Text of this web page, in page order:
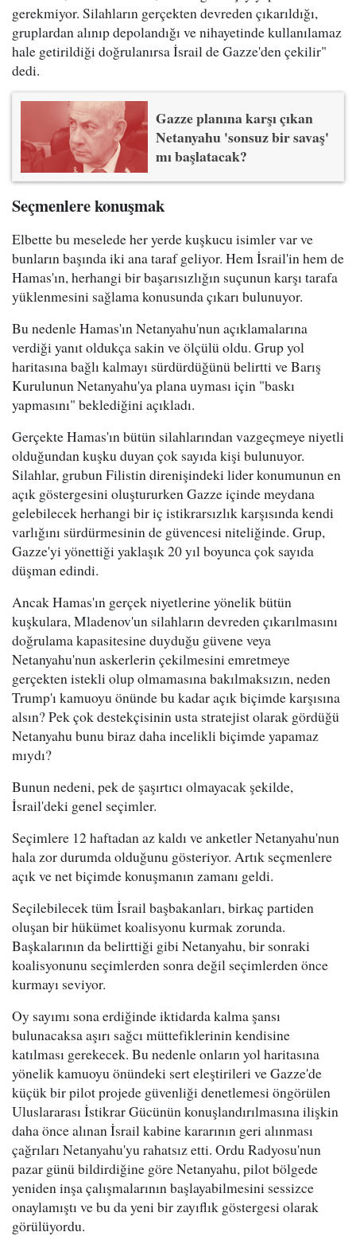
gerekmiyor. Silahların gerçekten devreden çıkarıldığı,
gruplardan alınıp depolandığı ve nihayetinde kullanılamaz
hale getirildiği doğrulanırsa İsrail de Gazze'den çekilir"
dedi.
Gazze planına karşı çıkan
Netanyahu 'sonsuz bir savaş'
mı başlatacak?
Seçmenlere konuşmak
Elbette bu meselede her yerde kuşkucu isimler var ve
bunların başında iki ana taraf geliyor. Hem İsrail'in hem de
Hamas'ın, herhangi bir başarısızlığın suçunun karşı tarafa
yüklenmesini sağlama konusunda çıkarı bulunuyor.
Bu nedenle Hamas'ın Netanyahu'nun açıklamalarına
verdiği yanıt oldukça sakin ve ölçülü oldu. Grup yol
haritasına bağlı kalmayı sürdürdüğünü belirtti ve Barış
Kurulunun Netanyahu'ya plana uyması için "baskı
yapmasını" beklediğini açıkladı.
Gerçekte Hamas'ın bütün silahlarından vazgeçmeye niyetli
olduğundan kuşku duyan çok sayıda kişi bulunuyor.
Silahlar, grubun Filistin direnişindeki lider konumunun en
açık göstergesini oluştururken Gazze içinde meydana
gelebilecek herhangi bir iç istikrarsızlık karşısında kendi
varlığını sürdürmesinin de güvencesi niteliğinde. Grup,
Gazze'yi yönettiği yaklaşık 20 yıl boyunca çok sayıda
düşman edindi.
Ancak Hamas'ın gerçek niyetlerine yönelik bütün
kuşkulara, Mladenov'un silahların devreden çıkarılmasını
doğrulama kapasitesine duyduğu güvene veya
Netanyahu'nun askerlerin çekilmesini emretmeye
gerçekten istekli olup olmamasına bakılmaksızın, neden
Trump'ı kamuoyu önünde bu kadar açık biçimde karşısına
alsın? Pek çok destekçisinin usta stratejist olarak gördüğü
Netanyahu bunu biraz daha incelikli biçimde yapamaz
mıydı?
Bunun nedeni, pek de şaşırtıcı olmayacak şekilde,
İsrail'deki genel seçimler.
Seçimlere 12 haftadan az kaldı ve anketler Netanyahu'nun
hala zor durumda olduğunu gösteriyor. Artık seçmenlere
açık ve net biçimde konuşmanın zamanı geldi.
Seçilebilecek tüm İsrail başbakanları, birkaç partiden
oluşan bir hükümet koalisyonu kurmak zorunda.
Başkalarının da belirttiği gibi Netanyahu, bir sonraki
koalisyonunu seçimlerden sonra değil seçimlerden önce
kurmayı seviyor.
Oy sayımı sona erdiğinde iktidarda kalma şansı
bulunacaksa aşırı sağcı müttefiklerinin kendisine
katılması gerekecek. Bu nedenle onların yol haritasına
yönelik kamuoyu önündeki sert eleştirileri ve Gazze'de
küçük bir pilot projede güvenliği denetlemesi öngörülen
Uluslararası İstikrar Gücünün konuşlandırılmasına ilişkin
daha önce alınan İsrail kabine kararının geri alınması
çağrıları Netanyahu'yu rahatsız etti. Ordu Radyosu'nun
pazar günü bildirdiğine göre Netanyahu, pilot bölgede
yeniden inşa çalışmalarının başlayabilmesini sessizce
onaylamıştı ve bu da yeni bir zayıflık göstergesi olarak
görülüyordu.